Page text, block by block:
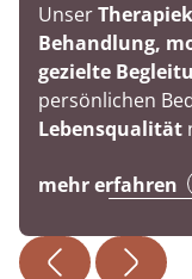
Unser
Behandlung,
gezielte
persönlichen
Lebensqualität
mehr erfahren